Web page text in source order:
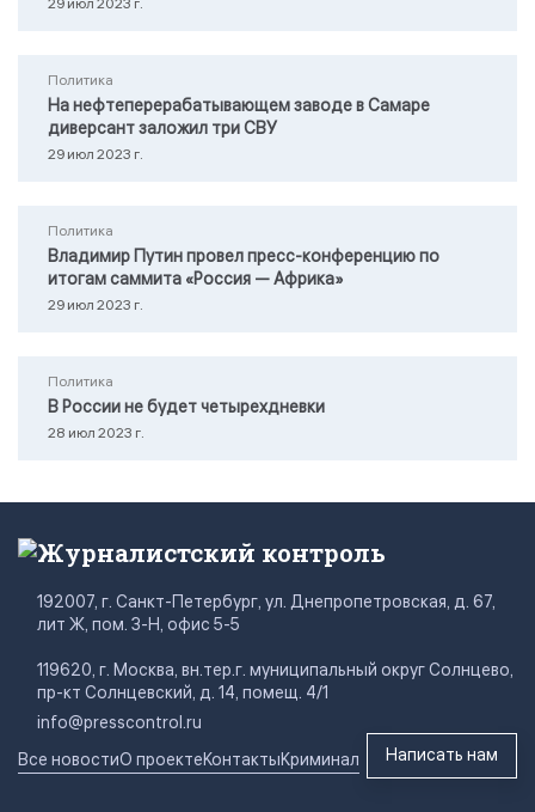
29 июл 2023 г.
Политика
На нефтеперерабатывающем заводе в Самаре
диверсант заложил три СВУ
29 июл 2023 г.
Политика
Владимир Путин провел пресс-конференцию по
итогам саммита «Россия — Африка»
29 июл 2023 г.
Политика
В России не будет четырехдневки
28 июл 2023 г.
Журналистский контроль
192007, г. Санкт-Петербург, ул. Днепропетровская, д. 67,
лит Ж, пом. 3-Н, офис 5-5
119620, г. Москва, вн.тер.г. муниципальный округ Солнцево,
пр-кт Солнцевский, д. 14, помещ. 4/1
info@presscontrol.ru
Все новостиО проектеКонтактыКриминал Написать нам